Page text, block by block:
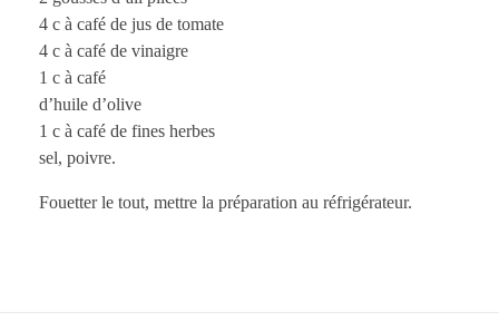
4 c à café de jus de tomate
4 c à café de vinaigre
1 c à café
d’huile d’olive
1 c à café de fines herbes
sel, poivre.
Fouetter le tout, mettre la préparation au réfrigérateur.